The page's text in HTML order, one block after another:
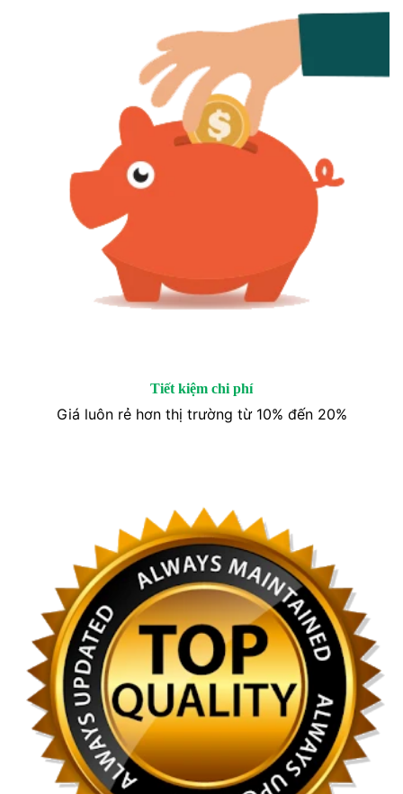
Tiết kiệm chi phí
Giá luôn rẻ hơn thị trường từ 10% đến 20%